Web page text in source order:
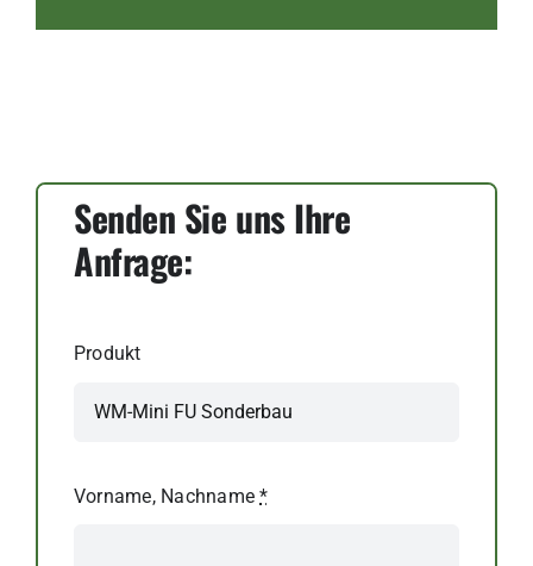
Senden Sie uns Ihre
Anfrage:
Produkt
Vorname, Nachname*